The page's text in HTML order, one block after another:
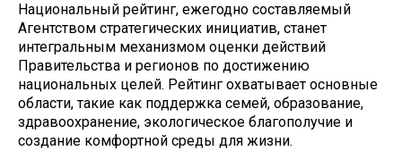
Национальный рейтинг, ежегодно составляемый
Агентством стратегических инициатив, станет
интегральным механизмом оценки действий
Правительства и регионов по достижению
национальных целей. Рейтинг охватывает основные
области, такие как поддержка семей, образование,
здравоохранение, экологическое благополучие и
создание комфортной среды для жизни.